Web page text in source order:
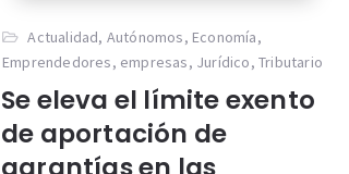
Actualidad, Autónomos, Economía,
Emprendedores, empresas, Jurídico, Tributario
Se eleva el límite exento
de aportación de